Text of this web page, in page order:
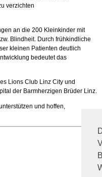
verzichten
an die 200 Kleinkinder mit
Blindheit. Durch frühkindliche
kleinen Patienten deutlich
bedeutet das
Lions Club Linz City und
der Barmherzigen Brüder Linz.
und hoffen,